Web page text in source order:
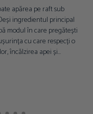
apărea pe raft sub
ingredientul principal
modul în care pregătești
cu care respecți o
încălzirea apei și...